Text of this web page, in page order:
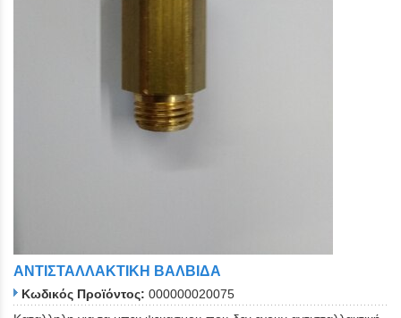
ΑΝΤΙΣΤΑΛΛΑΚΤΙΚΗ ΒΑΛΒΙΔΑ
Κωδικός Προϊόντος: 000000020075